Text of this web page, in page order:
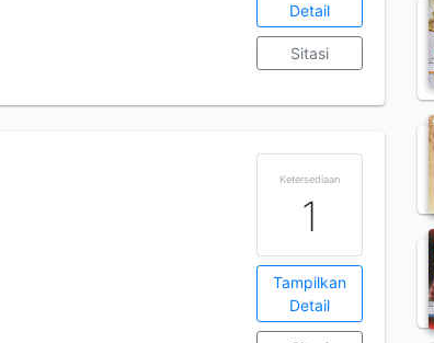
Detail
Sitasi
Ketersediaan
1
Tampilkan
Detail